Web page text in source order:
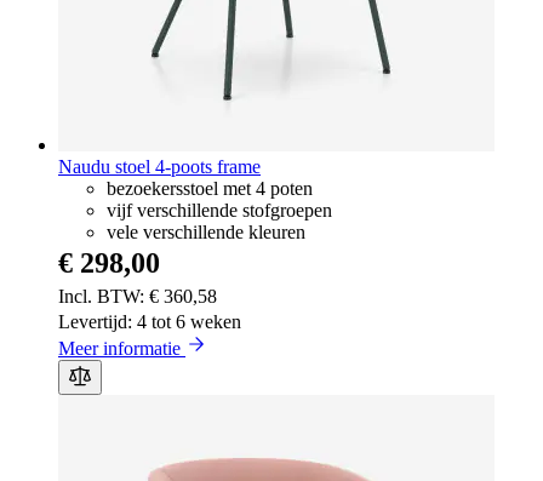
Naudu stoel 4-poots frame
bezoekersstoel met 4 poten
vijf verschillende stofgroepen
vele verschillende kleuren
€ 360,58
€ 298,00
Levertijd: 4 tot 6 weken
Meer informatie